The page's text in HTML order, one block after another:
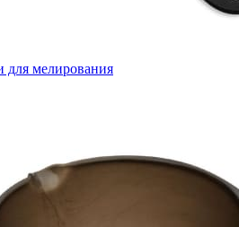
для мелирования